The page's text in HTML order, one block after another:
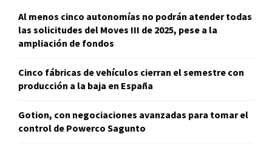
Al menos cinco autonomías no podrán atender todas
las solicitudes del Moves III de 2025, pese a la
ampliación de fondos
Cinco fábricas de vehículos cierran el semestre con
producción a la baja en España
Gotion, con negociaciones avanzadas para tomar el
control de Powerco Sagunto